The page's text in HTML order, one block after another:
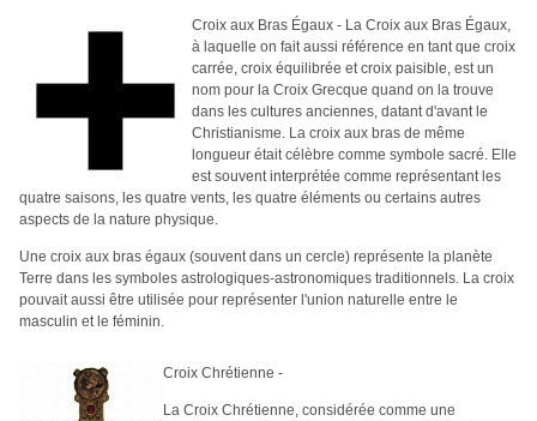
Croix aux Bras Égaux - La Croix aux Bras Égaux,
à laquelle on fait aussi référence en tant que croix
carrée, croix équilibrée et croix paisible, est un
nom pour la Croix Grecque quand on la trouve
dans les cultures anciennes, datant d'avant le
Christianisme. La croix aux bras de même
longueur était célèbre comme symbole sacré. Elle
est souvent interprétée comme représentant les
quatre saisons, les quatre vents, les quatre éléments ou certains autres
aspects de la nature physique.
Une croix aux bras égaux (souvent dans un cercle) représente la planète
Terre dans les symboles astrologiques-astronomiques traditionnels. La croix
pouvait aussi être utilisée pour représenter l'union naturelle entre le
masculin et le féminin.
Croix Chrétienne -
La Croix Chrétienne, considérée comme une